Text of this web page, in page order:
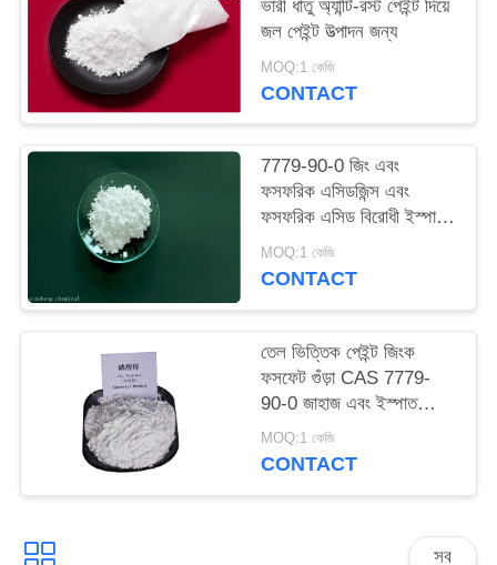
সাইট
PRIVACY
POLICY
ভারী ধাতু অ্যান্টি-রস্ট পেইন্ট দিয়ে
জল পেইন্ট উত্পাদন জন্য
MOQ:1 কেজি
CONTACT
7779-90-0 জিং এবং
ফসফরিক এসিডজিন্স এবং
ফসফরিক এসিড বিরোধী ইস্পাত
জন্য ক্ষয়কারী পেইন্ট
MOQ:1 কেজি
CONTACT
তেল ভিত্তিক পেইন্ট জিংক
ফসফেট গুঁড়া CAS 7779-
90-0 জাহাজ এবং ইস্পাত
কাঠামো সংরক্ষণ করুন
MOQ:1 কেজি
CONTACT
সব